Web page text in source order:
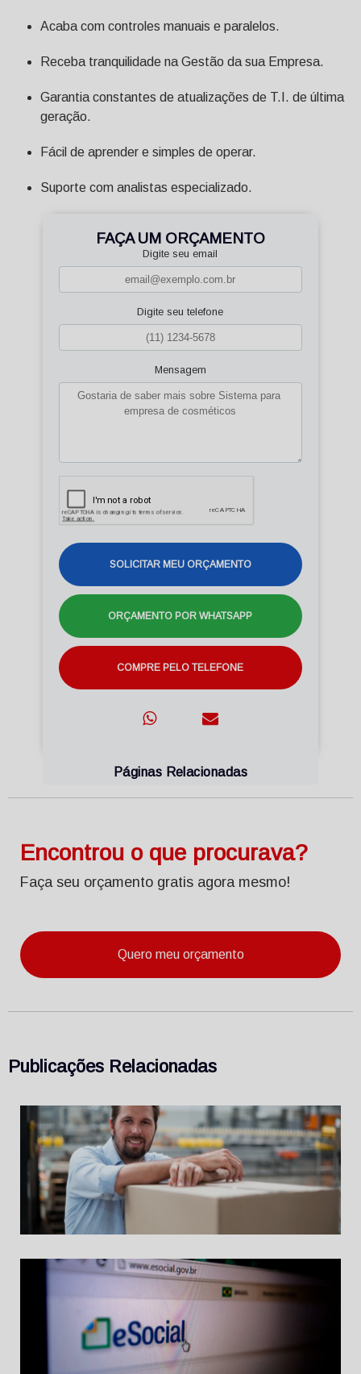
Acaba com controles manuais e paralelos.
Receba tranquilidade na Gestão da sua Empresa.
Garantia constantes de atualizações de T.I. de última
geração.
Fácil de aprender e simples de operar.
Suporte com analistas especializado.
FAÇA UM ORÇAMENTO
Digite seu email
Digite seu telefone
Mensagem
SOLICITAR MEU ORÇAMENTO
ORÇAMENTO POR WHATSAPP
COMPRE PELO TELEFONE
Páginas Relacionadas
Encontrou o que procurava?
Faça seu orçamento gratis agora mesmo!
Quero meu orçamento
Publicações Relacionadas